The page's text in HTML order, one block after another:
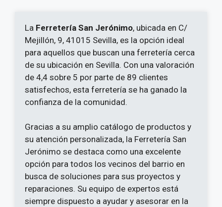
La Ferretería San Jerónimo, ubicada en C/
Mejillón, 9, 41015 Sevilla, es la opción ideal
para aquellos que buscan una ferretería cerca
de su ubicación en Sevilla. Con una valoración
de 4,4 sobre 5 por parte de 89 clientes
satisfechos, esta ferretería se ha ganado la
confianza de la comunidad.
Gracias a su amplio catálogo de productos y
su atención personalizada, la Ferretería San
Jerónimo se destaca como una excelente
opción para todos los vecinos del barrio en
busca de soluciones para sus proyectos y
reparaciones. Su equipo de expertos está
siempre dispuesto a ayudar y asesorar en la